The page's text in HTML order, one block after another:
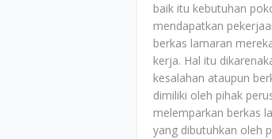
baik itu kebutuhan
mendapatkan
berkas lamaran
kerja. Hal itu
kesalahan ataupun
dimiliki oleh pihak
melemparkan berkas
yang dibutuhkan oleh